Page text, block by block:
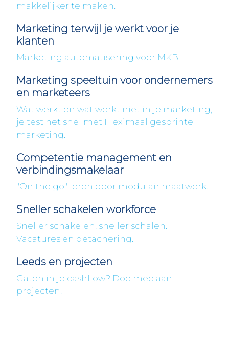
makkelijker te maken.
Marketing terwijl je werkt voor je
klanten
Marketing automatisering voor MKB.
Marketing speeltuin voor ondernemers
en marketeers
Wat werkt en wat werkt niet in je marketing,
je test het snel met Fleximaal gesprinte
marketing.
Competentie management en
verbindingsmakelaar
"On the go" leren door modulair maatwerk.
Sneller schakelen workforce
Sneller schakelen, sneller schalen.
Vacatures en detachering.
Leeds en projecten
Gaten in je cashflow? Doe mee aan
projecten.